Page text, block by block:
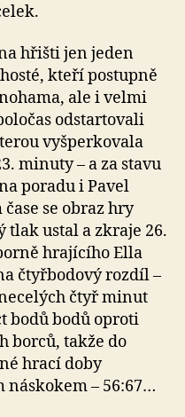
hřišti jen jeden
kteří postupně
ale i velmi
odstartovali
vyšperkovala
minuty – a za stavu
poradu i Pavel
se obraz hry
ustal a zkraje 26.
hrajícího Ella
čtyřbodový rozdíl –
čtyř minut
bodů bodů oproti
borců, takže do
hrací doby
– 56:67…